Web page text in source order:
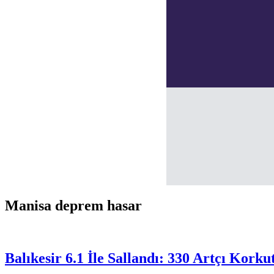
Manisa deprem hasar
Balıkesir 6.1 İle Sallandı: 330 Artçı